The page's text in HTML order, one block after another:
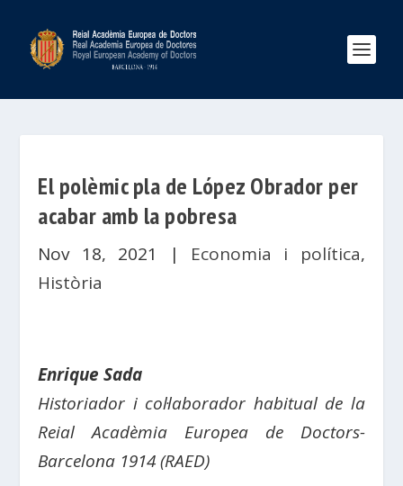
El polèmic pla de López Obrador per
acabar amb la pobresa
Nov 18, 2021 | Economia i política,
Història
Enrique Sada
Historiador i col·laborador habitual de la
Reial Acadèmia Europea de Doctors-
Barcelona 1914 (RAED)